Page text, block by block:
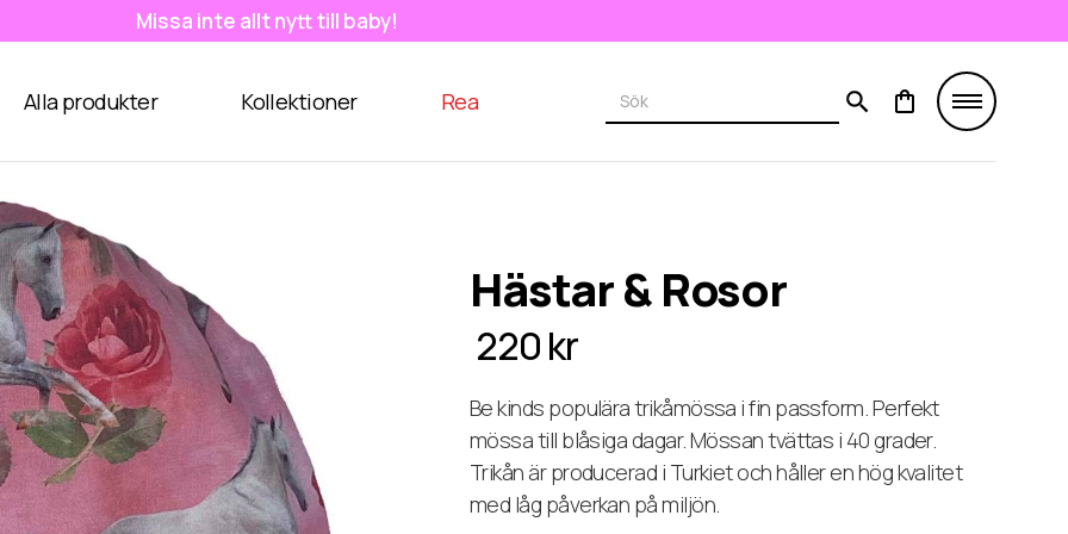
Missa inte allt nytt till baby!
Alla produkter Kollektioner Rea
Hästar & Rosor
220 kr
Be kinds populära trikåmössa i fin passform. Perfekt
mössa till blåsiga dagar. Mössan tvättas i 40 grader.
Trikån är producerad i Turkiet och håller en hög kvalitet
med låg påverkan på miljön.